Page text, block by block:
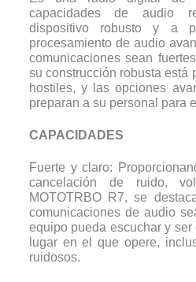
capacidades de audio
dispositivo robusto y a
procesamiento de audio
comunicaciones sean
su construcción robusta está
hostiles, y las opciones
preparan a su personal para
CAPACIDADES
Fuerte y claro:
cancelación de ruido,
MOTOTRBO R7, se
comunicaciones de audio
equipo pueda escuchar y
lugar en el que opere,
ruidosos.